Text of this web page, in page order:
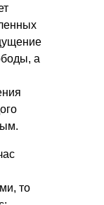
а
то